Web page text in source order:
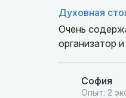
Духовная
Очень
организатор
София
Опыт: 2